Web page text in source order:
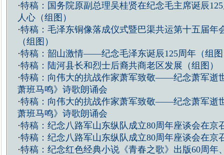
·特稿：国务院原副总理吴桂贤在纪念毛主席诞辰
人心（组图）
·特稿：毛泽东铜像落成仪式暨巴渠共运第十五届年
（组图）
·特稿：韶山激情——纪念毛泽东诞辰125周年（组
·特稿：陆河县长和烈士后裔共商老区发展（组图）
·特稿：向伟大的抗战作家萧军致敬——纪念萧军逝
萧班马鸣》诗歌朗诵会
·特稿：向伟大的抗战作家萧军致敬——纪念萧军逝
萧班马鸣》诗歌朗诵会
·特稿：纪念八路军山东纵队成立80周年座谈会在京
·特稿：纪念八路军山东纵队成立80周年座谈会在京
·特稿：纪念红色经典小说《青春之歌》出版60周年